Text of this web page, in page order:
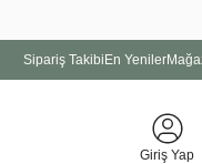
Sipariş Takibi En Yeniler
Giriş Yap